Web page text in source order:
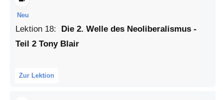
Neu
Lektion 18: Die 2. Welle des Neoliberalismus -
Teil 2 Tony Blair
Zur Lektion